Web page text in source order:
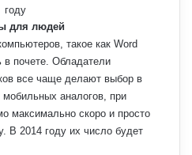
для людей
такое как Word
в почете. Обладатели
все чаще делают выбор в
мобильных аналогов, при
максимально скоро и просто
В 2014 году их число будет